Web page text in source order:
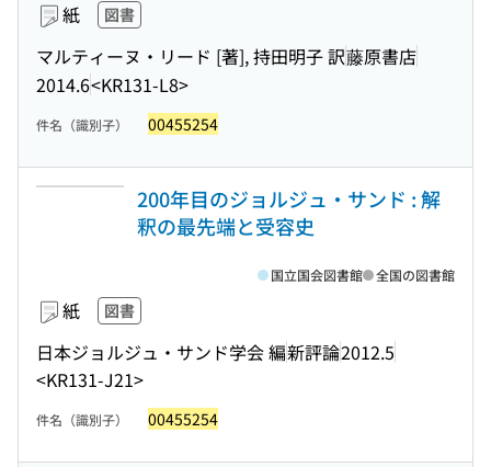
紙 図書
マルティーヌ・リード [著], 持田明子 訳藤原書店
2014.6<KR131-L8>
件名（識別子） 00455254
200年目のジョルジュ・サンド : 解
釈の最先端と受容史
紙 図書
日本ジョルジュ・サンド学会 編新評論2012.5
<KR131-J21>
国立国会図書館 全国の図書館
件名（識別子） 00455254